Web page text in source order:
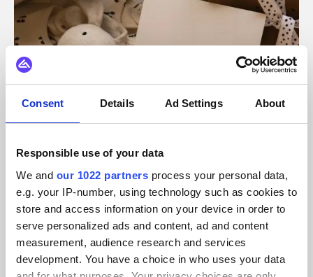
Consent Details Ad Settings About
Responsible use of your data
We and our 1022 partners process your personal data,
e.g. your IP-number, using technology such as cookies to
store and access information on your device in order to
serve personalized ads and content, ad and content
measurement, audience research and services
development. You have a choice in who uses your data
b-boo
Integrera och automatisera b-boo-handelsekosystemet.